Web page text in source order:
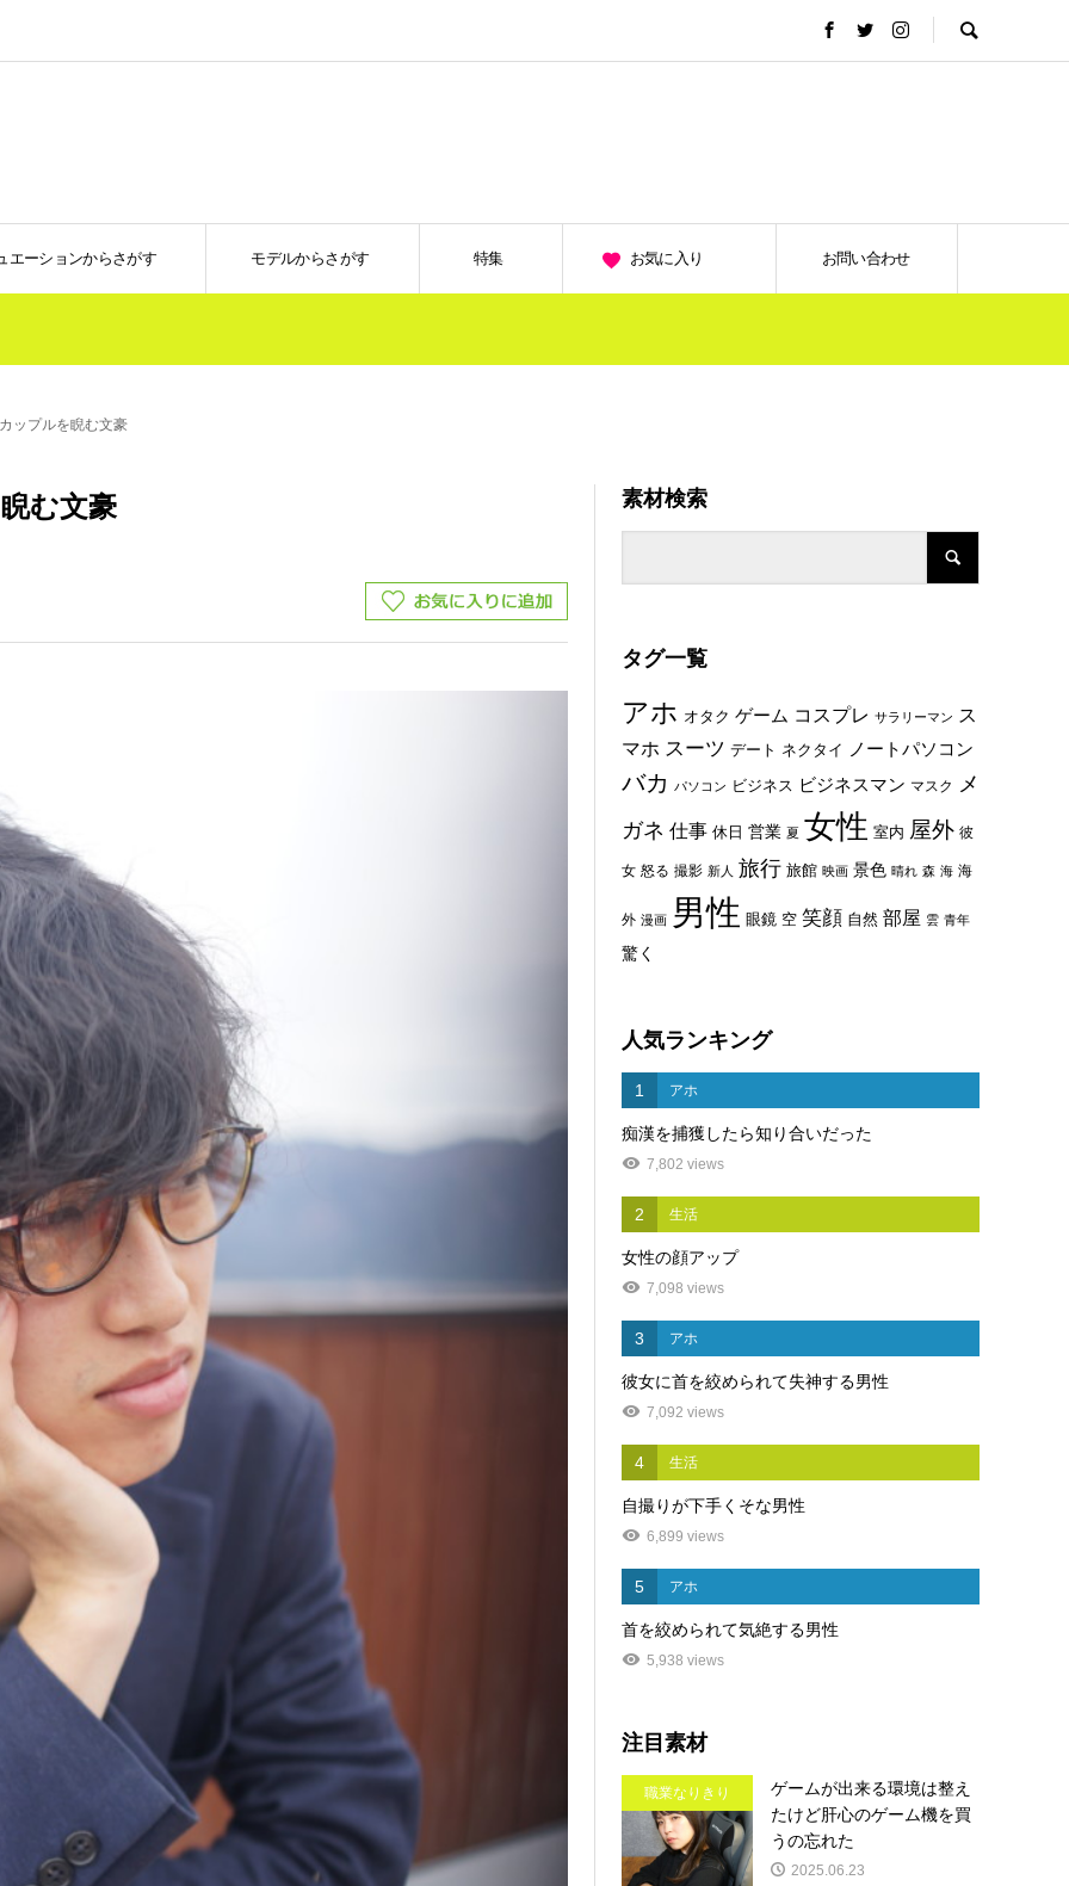
エーションからさがす モデルからさがす 特集 お気に入り お問い合わせ
ップルを睨む文豪
む文豪 素材検索
タグ一覧
アホ オタク ゲーム コスプレ サラリーマン ス
マホ スーツ デート ネクタイ ノートパソコン
バカ パソコン ビジネス ビジネスマン マスク メ
ガネ 仕事 休日 営業 夏 女性 室内 屋外 彼
女 怒る 撮影 新人 旅行 旅館 映画 景色 晴れ 森 海 海
外 漫画 男性 眼鏡 空 笑顔 自然 部屋 雲 青年
驚く
人気ランキング
1 アホ
痴漢を捕獲したら知り合いだった
7,802 views
2 生活
女性の顔アップ
7,098 views
3 アホ
彼女に首を絞められて失神する男性
7,092 views
4 生活
自撮りが下手くそな男性
6,899 views
5 アホ
首を絞められて気絶する男性
5,938 views
注目素材
職業なりきり
ゲームが出来る環境は整え
たけど肝心のゲーム機を買
うの忘れた
2025.06.23